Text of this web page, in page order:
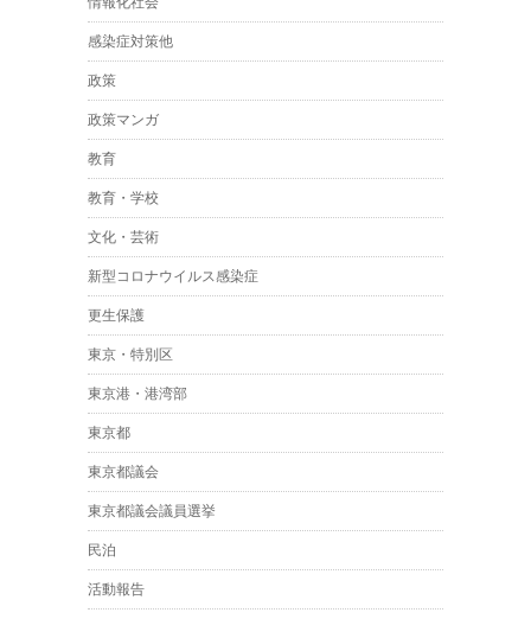
感染症対策他
政策
政策マンガ
教育
教育・学校
文化・芸術
新型コロナウイルス感染症
更生保護
東京・特別区
東京港・港湾部
東京都
東京都議会
東京都議会議員選挙
民泊
活動報告